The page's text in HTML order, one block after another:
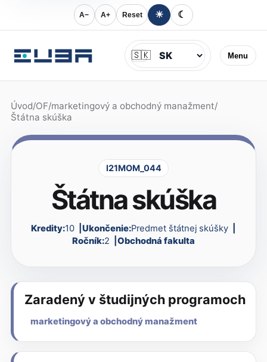
A− A+ Reset ☀ ☾
Menu
Jazyk
🇸🇰
Úvod/OF/marketingový a obchodný manažment/
Štátna skúška
I21MOM_044
Štátna skúška
Kredity:10 Ukončenie:Predmet štátnej skúšky
Ročník:2 Obchodná fakulta
Zaradený v študijných programoch
marketingový a obchodný manažment